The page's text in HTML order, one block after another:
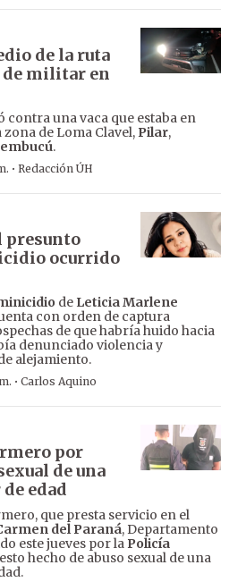
de la ruta
de militar en
contra una vaca que estaba en
de Loma Clavel, Pilar,
.
· Redacción ÚH
presunto
ocurrido
de Leticia Marlene
con orden de captura
de que habría huido hacia
denunciado violencia y
alejamiento.
· Carlos Aquino
por
de una
edad
que presta servicio en el
del Paraná, Departamento
este jueves por la Policía
hecho de abuso sexual de una